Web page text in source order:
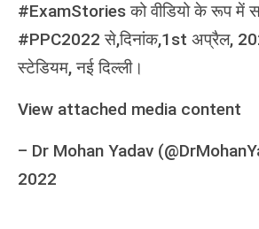
#ExamStories को वीडियो के रूप में
#PPC2022 से,दिनांक,1st अप्रैल,
स्टेडियम, नई दिल्ली।
View attached media content
– Dr Mohan Yadav
2022